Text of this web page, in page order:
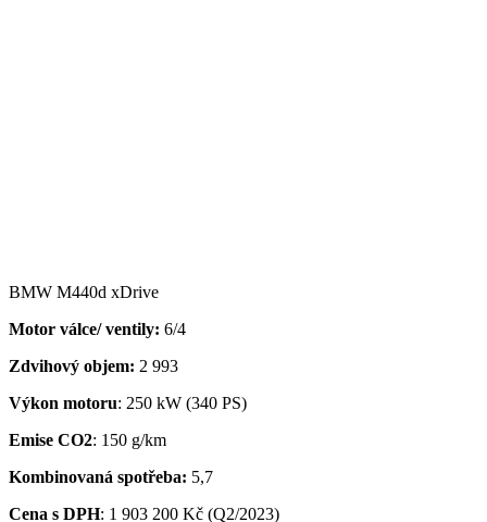
BMW M440d xDrive
Motor válce/ ventily: 6/4
Zdvihový objem: 2 993
Výkon motoru: 250 kW (340 PS)
Emise CO2: 150 g/km
Kombinovaná spotřeba: 5,7
Cena s DPH: 1 903 200 Kč (Q2/2023)